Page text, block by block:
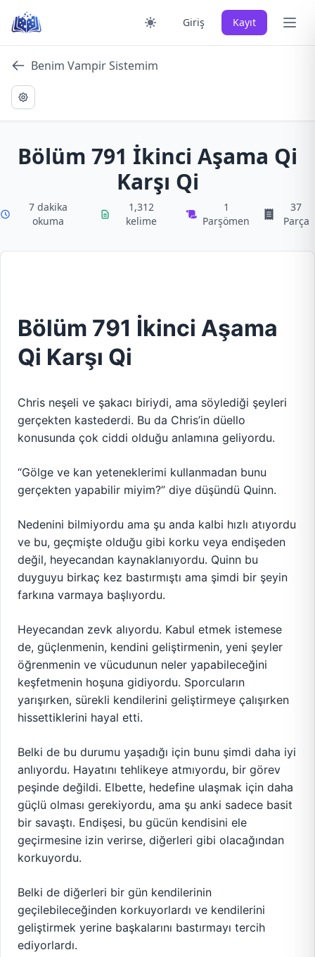
content
Giriş Kayıt Ana
Benim Vampir Sistemim
Bölüm 791 İkinci Aşama Qi
Karşı Qi
7 dakika
okuma
1,312
kelime
1
Parşömen
37
Parça
Bölüm 791 İkinci Aşama
Qi Karşı Qi
Chris neşeli ve şakacı biriydi, ama söylediği şeyleri
gerçekten kastederdi. Bu da Chris’in düello
konusunda çok ciddi olduğu anlamına geliyordu.
“Gölge ve kan yeteneklerimi kullanmadan bunu
gerçekten yapabilir miyim?” diye düşündü Quinn.
Nedenini bilmiyordu ama şu anda kalbi hızlı atıyordu
ve bu, geçmişte olduğu gibi korku veya endişeden
değil, heyecandan kaynaklanıyordu. Quinn bu
duyguyu birkaç kez bastırmıştı ama şimdi bir şeyin
farkına varmaya başlıyordu.
Heyecandan zevk alıyordu. Kabul etmek istemese
de, güçlenmenin, kendini geliştirmenin, yeni şeyler
öğrenmenin ve vücudunun neler yapabileceğini
keşfetmenin hoşuna gidiyordu. Sporcuların
yarışırken, sürekli kendilerini geliştirmeye çalışırken
hissettiklerini hayal etti.
Belki de bu durumu yaşadığı için bunu şimdi daha iyi
anlıyordu. Hayatını tehlikeye atmıyordu, bir görev
peşinde değildi. Elbette, hedefine ulaşmak için daha
güçlü olması gerekiyordu, ama şu anki sadece basit
bir savaştı. Endişesi, bu gücün kendisini ele
geçirmesine izin verirse, diğerleri gibi olacağından
korkuyordu.
Belki de diğerleri bir gün kendilerinin
geçilebileceğinden korkuyorlardı ve kendilerini
geliştirmek yerine başkalarını bastırmayı tercih
ediyorlardı.